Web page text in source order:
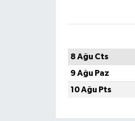
8 Ağu Cts
9 Ağu Paz
10 Ağu Pts